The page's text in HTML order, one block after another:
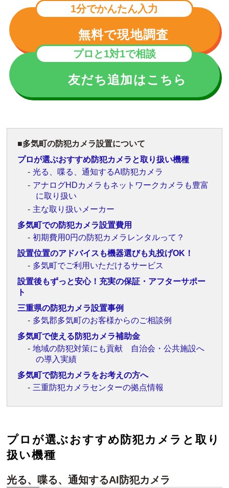
1分でかんたん入力
無料で現地調査
プロと1対1で相談
友だち追加はこちら
多気町の防犯カメラ設置について
プロが選ぶおすすめ防犯カメラと取り扱い機種
光る、喋る、通知するAI防犯カメラ
アナログHDカメラもネットワークカメラも豊富
に取り扱い
主な取り扱いメーカー
多気町での防犯カメラ設置費用
初期費用0円の防犯カメラレンタルって？
設置位置のアドバイスも機器選びも丸投げOK！
多気町でご利用いただけるサービス
設置後もずっと安心！充実の保証・アフターサポー
ト
三重県の防犯カメラ設置事例
多気郡多気町のお客様からのご相談例
多気町で使える防犯カメラ補助金
地域の防犯対策にも貢献 自治会・公共施設へ
の導入実績
多気町で防犯カメラをお考えの方へ
三重防犯カメラセンターの拠点情報
プロが選ぶおすすめ防犯カメラと取り
扱い機種
光る、喋る、通知するAI防犯カメラ